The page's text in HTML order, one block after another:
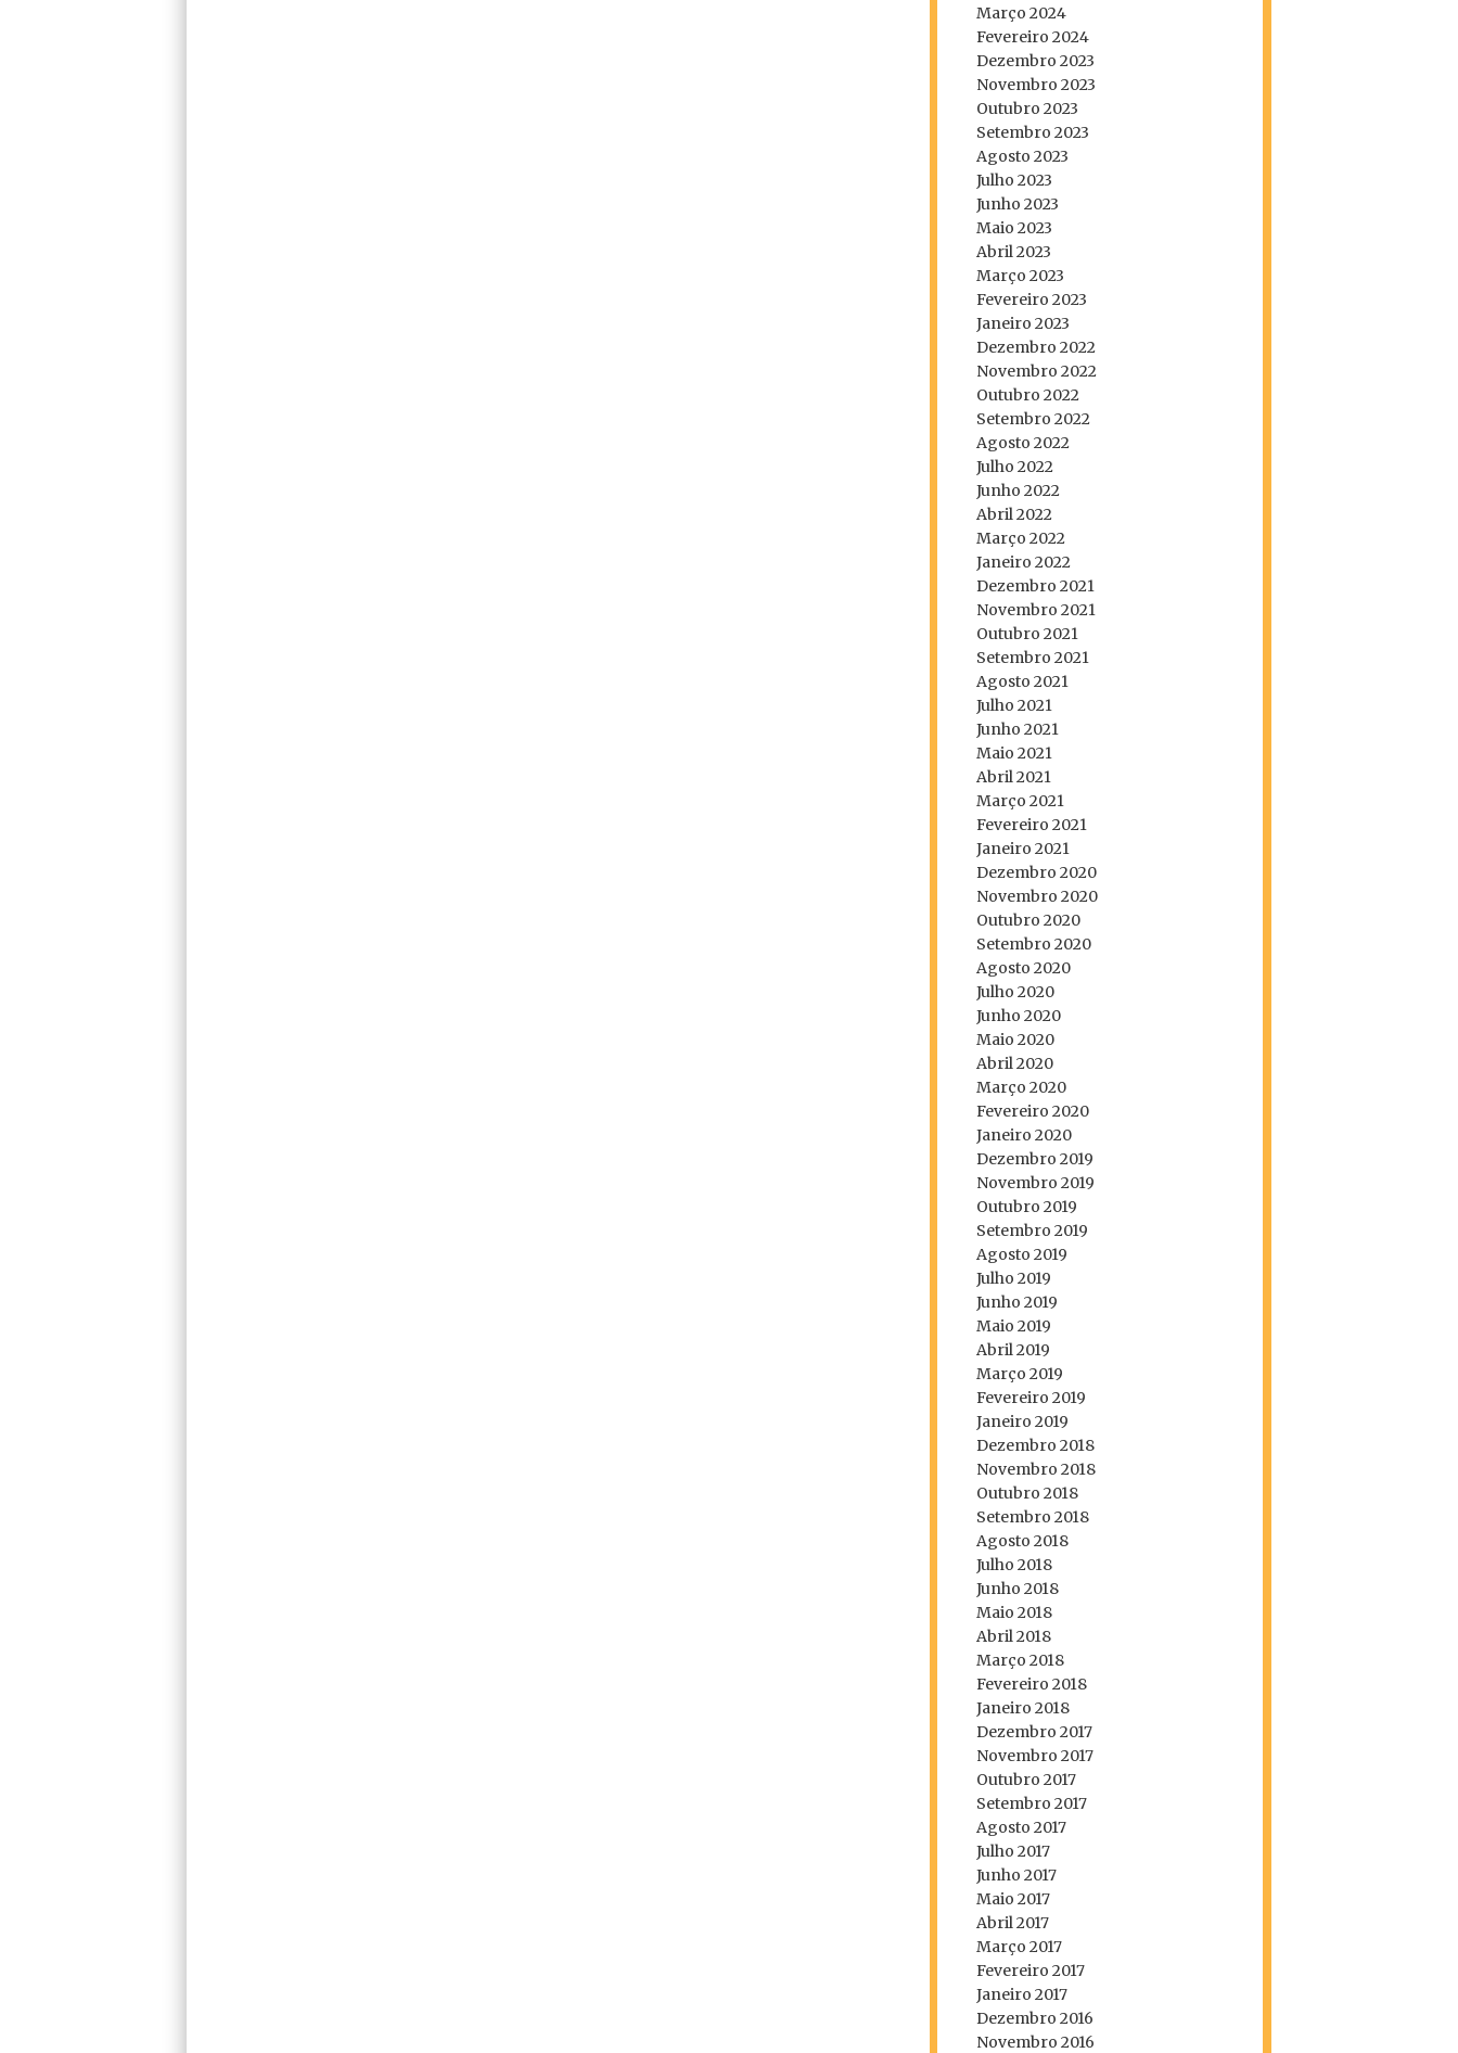
Março 2024
Fevereiro 2024
Dezembro 2023
Novembro 2023
Outubro 2023
Setembro 2023
Agosto 2023
Julho 2023
Junho 2023
Maio 2023
Abril 2023
Março 2023
Fevereiro 2023
Janeiro 2023
Dezembro 2022
Novembro 2022
Outubro 2022
Setembro 2022
Agosto 2022
Julho 2022
Junho 2022
Abril 2022
Março 2022
Janeiro 2022
Dezembro 2021
Novembro 2021
Outubro 2021
Setembro 2021
Agosto 2021
Julho 2021
Junho 2021
Maio 2021
Abril 2021
Março 2021
Fevereiro 2021
Janeiro 2021
Dezembro 2020
Novembro 2020
Outubro 2020
Setembro 2020
Agosto 2020
Julho 2020
Junho 2020
Maio 2020
Abril 2020
Março 2020
Fevereiro 2020
Janeiro 2020
Dezembro 2019
Novembro 2019
Outubro 2019
Setembro 2019
Agosto 2019
Julho 2019
Junho 2019
Maio 2019
Abril 2019
Março 2019
Fevereiro 2019
Janeiro 2019
Dezembro 2018
Novembro 2018
Outubro 2018
Setembro 2018
Agosto 2018
Julho 2018
Junho 2018
Maio 2018
Abril 2018
Março 2018
Fevereiro 2018
Janeiro 2018
Dezembro 2017
Novembro 2017
Outubro 2017
Setembro 2017
Agosto 2017
Julho 2017
Junho 2017
Maio 2017
Abril 2017
Março 2017
Fevereiro 2017
Janeiro 2017
Dezembro 2016
Novembro 2016